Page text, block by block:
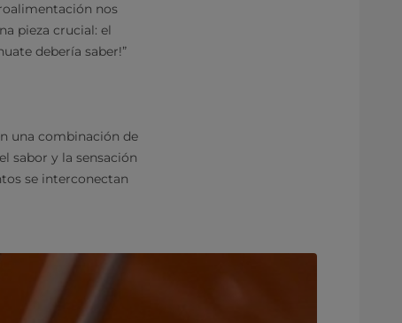
nos
pieza crucial: el
debería saber!”
una combinación de
sabor y la sensación
se interconectan